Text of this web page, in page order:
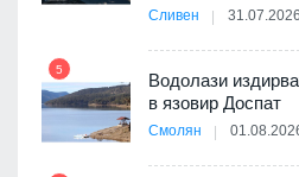
Сливен
5
Водолази
в язовир Доспат
Смолян